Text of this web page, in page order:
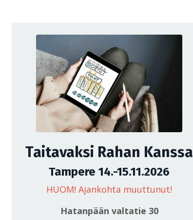
Taitavaksi Rahan Kanssa
Tampere 14.-15.11.2026
HUOM! Ajankohta muuttunut!
Hatanpään valtatie 30